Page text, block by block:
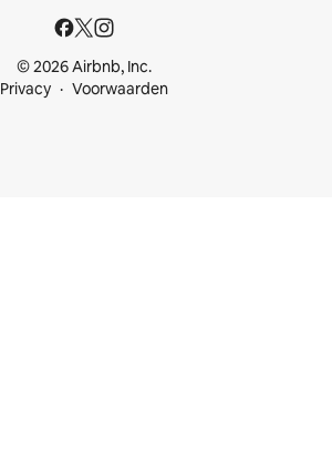
© 2026 Airbnb, Inc.
Privacy
Voorwaarden